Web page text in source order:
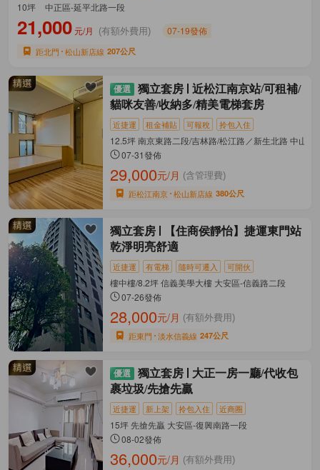
10坪 中正區-延平北路一段
21,000 元/月 (有額外費用) 07-19發佈
距北門 松山新店線 207公尺
獨立套房
近松江南京站/可租補/
貓咪友善/收納多/精美電梯套房
近捷運 租金補貼 可報稅 拎包入住
12.5坪 南京東路二段/吉林路/松江路／新生北路 中山區
07-31發佈
29,000元/月 (含管理費)
距松江南京 松山新店線 380公尺
獨立套房
【住商侯靜怡】捷運東門站
乾淨明亮舒適
近捷運 有電梯 隨時可遷入 可開伙
樓中樓/8.2坪 信義美學大樓 大安區-信義路二段
07-26發佈
28,000元/月 (有額外費用)
距東門 淡水信義線 247公尺
獨立套房
大正一房一廳/代收包
裹垃圾/先搶先贏
近捷運 新上架 拎包入住 近商圈
15坪 先搶先贏 大安區-復興南路一段
08-02發佈
36,000元/月 (有額外費用)